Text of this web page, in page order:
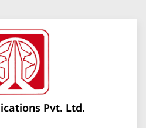
Pvt. Ltd.